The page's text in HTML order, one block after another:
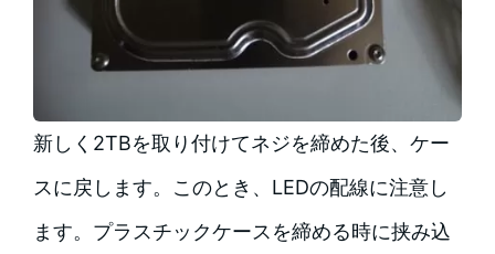
新しく2TBを取り付けてネジを締めた後、ケー
スに戻します。このとき、LEDの配線に注意し
ます。プラスチックケースを締める時に挟み込